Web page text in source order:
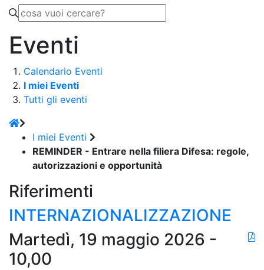
Eventi
Calendario Eventi
I miei Eventi
Tutti gli eventi
I miei Eventi
REMINDER - Entrare nella filiera Difesa: regole,
autorizzazioni e opportunità
Riferimenti
INTERNAZIONALIZZAZIONE
Martedì, 19 maggio 2026 -
10,00